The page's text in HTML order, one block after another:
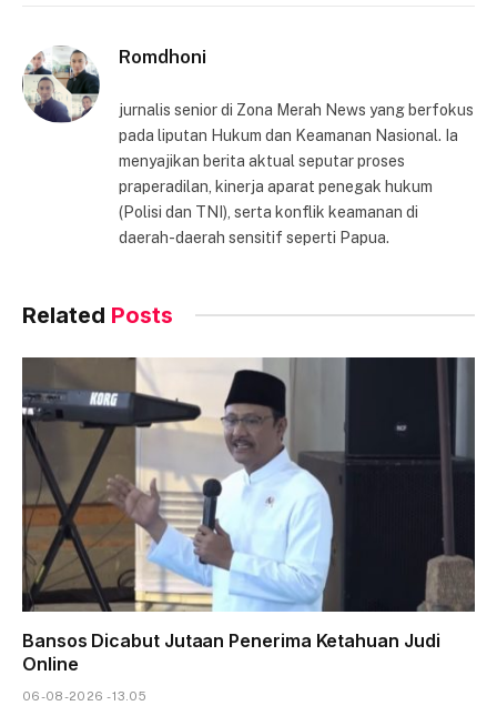
Romdhoni
jurnalis senior di Zona Merah News yang berfokus
pada liputan Hukum dan Keamanan Nasional. Ia
menyajikan berita aktual seputar proses
praperadilan, kinerja aparat penegak hukum
(Polisi dan TNI), serta konflik keamanan di
daerah-daerah sensitif seperti Papua.
Related Posts
Bansos Dicabut Jutaan Penerima Ketahuan Judi
Online
06-08-2026 - 13.05